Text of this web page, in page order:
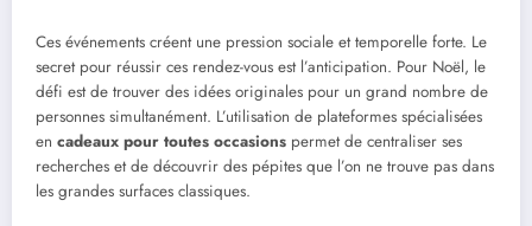
Ces événements créent une pression sociale et temporelle forte. Le
secret pour réussir ces rendez-vous est l’anticipation. Pour Noël, le
défi est de trouver des idées originales pour un grand nombre de
personnes simultanément. L’utilisation de plateformes spécialisées
en cadeaux pour toutes occasions permet de centraliser ses
recherches et de découvrir des pépites que l’on ne trouve pas dans
les grandes surfaces classiques.